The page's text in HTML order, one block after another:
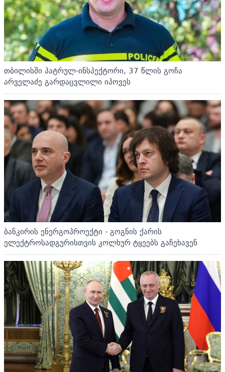
თბილისში პატრულ-ინსპექტორი, 37 წლის გოჩა
არველაძე გარდაცვლილი იპოვეს
ბანკირის ენერგოპროექტი - გოგნის ქარის
ელექტროსადგურისთვის კოლხურ ტყეებს გაჩეხავენ